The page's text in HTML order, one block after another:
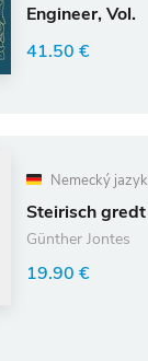
Engineer, Vol.
41.50 €
Nemecký jazyk
Steirisch gredt
Günther Jontes
19.90 €